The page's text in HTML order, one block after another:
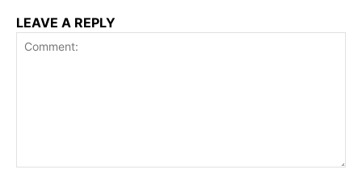
LEAVE A REPLY